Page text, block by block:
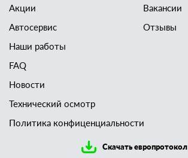
Акции
Автосервис
Наши работы
Вакансии
Отзывы
FAQ
Новости
Технический осмотр
Политика конфиценциальности
Скачать европротокол